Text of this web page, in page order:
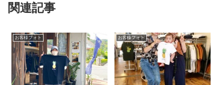
関連記事
お客様フォト お客様フォト